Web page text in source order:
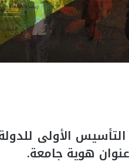
الأولى للدولة
هوية جامعة.